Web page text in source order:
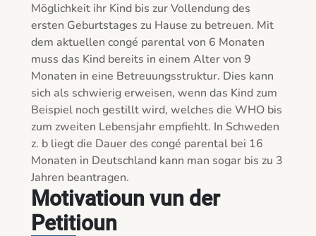
Möglichkeit ihr Kind bis zur Vollendung des
ersten Geburtstages zu Hause zu betreuen. Mit
dem aktuellen congé parental von 6 Monaten
muss das Kind bereits in einem Alter von 9
Monaten in eine Betreuungsstruktur. Dies kann
sich als schwierig erweisen, wenn das Kind zum
Beispiel noch gestillt wird, welches die WHO bis
zum zweiten Lebensjahr empfiehlt. In Schweden
z. b liegt die Dauer des congé parental bei 16
Monaten in Deutschland kann man sogar bis zu 3
Jahren beantragen.
Motivatioun vun der
Petitioun